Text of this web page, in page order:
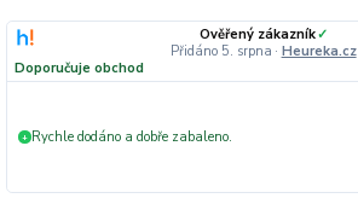
Ověřený zákazník✓
Přidáno 5. srpna · Heureka.cz
Doporučuje obchod
+ Rychle dodáno a dobře zabaleno.